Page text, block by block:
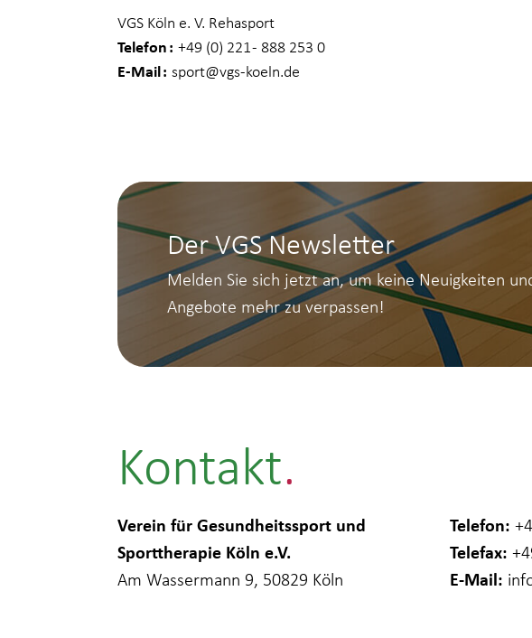
VGS Köln e. V. Rehasport
Telefon +49 (0) 221 - 888 253 0
E-Mail sport@vgs-koeln.de
Der VGS Newsletter
Melden Sie sich jetzt an, um keine Neuigkeiten
Angebote mehr zu verpassen!
Kontakt
Verein für Gesundheitssport und
Sporttherapie Köln e.V.
Am Wassermann 9, 50829 Köln
Telefon:
Telefax:
E-Mail: